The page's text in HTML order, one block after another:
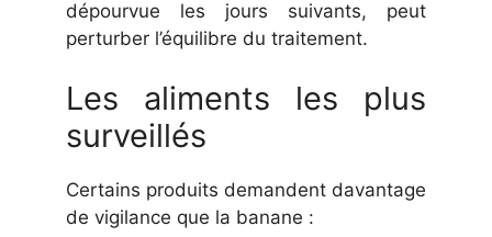
dépourvue les jours suivants, peut
perturber l’équilibre du traitement.
Les aliments les plus
surveillés
Certains produits demandent davantage
de vigilance que la banane :